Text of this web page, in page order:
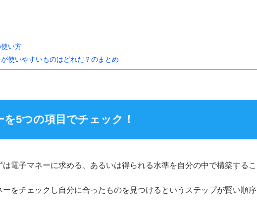
い方
使いやすいものはどれだ？のまとめ
を5つの項目でチェック！
電子マネーに求める、あるいは得られる水準を自分の中で構築するこ
をチェックし自分に合ったものを見つけるというステップが賢い順序